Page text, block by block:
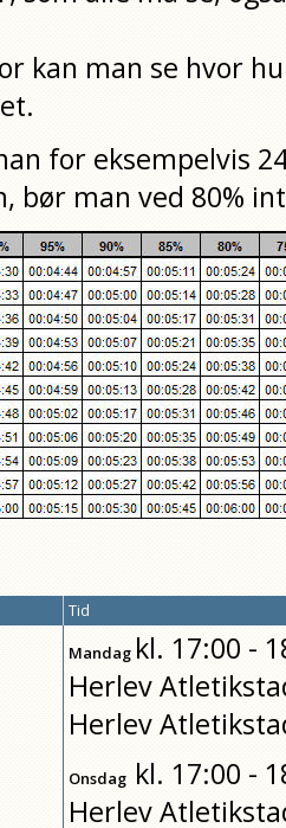
kan man se hvor
for eksempelvis
bør man ved 80%
Tid
Mandagkl. 17:00 -
Herlev
Herlev
Onsdag kl. 17:00 -
Herlev